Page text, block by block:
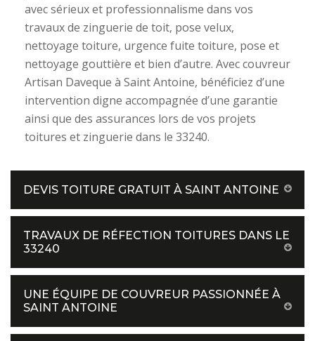
avec sérieux et professionnalisme dans vos
travaux de zinguerie de toit, pose velux,
nettoyage toiture, urgence fuite toiture, pose et
nettoyage gouttière et bien d’autre. Avec couvreur
Artisan Daveque à Saint Antoine, bénéficiez d’une
intervention digne accompagnée d’une garantie
ainsi que des assurances lors de vos projets
toitures et zinguerie dans le 33240.
DEVIS TOITURE GRATUIT À SAINT ANTOINE
TRAVAUX DE RÉFECTION TOITURES DANS LE
33240
UNE ÉQUIPE DE COUVREUR PASSIONNÉE À
SAINT ANTOINE